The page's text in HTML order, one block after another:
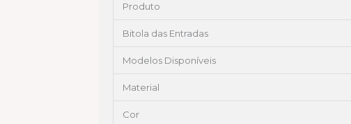
Produto
Bitola das Entradas
Modelos Disponíveis
Material
Cor